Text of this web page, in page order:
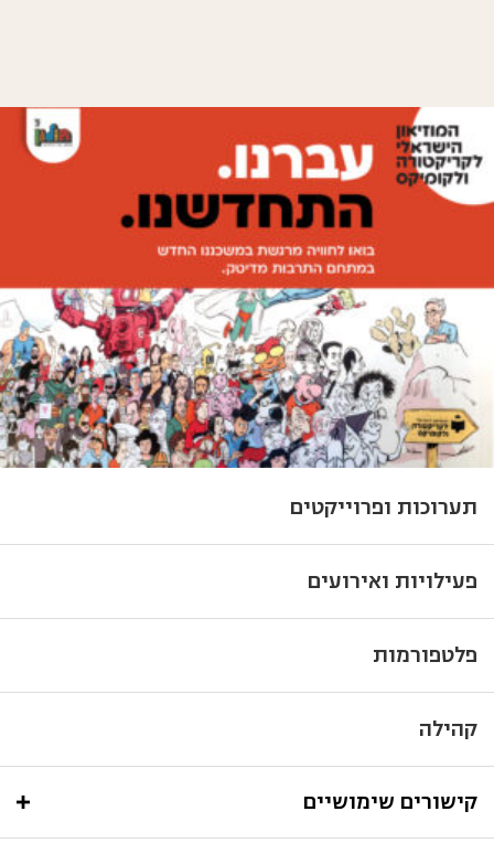
תערוכות ופרוייקטים
פעילויות ואירועים
פלטפורמות
קהילה
קישורים שימושיים